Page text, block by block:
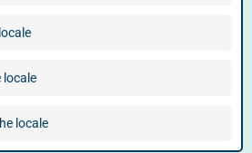
locale
locale